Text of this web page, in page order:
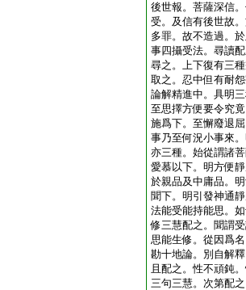
後世報。菩薩深信
受。及信有後世故
多罪。故不造過。
事四攝受法。尋讀
尋之。上下復有三
取之。忍中但有耐
論解精進中。具明
至思擇方便要令究
施爲下。至懈廢退
事乃至何況小事來
亦三種。始從謂諸
愛慕以下。明方便
於親品及中庸品。
聞下。明引發神通
法能受能持能思。
修三慧配之。聞謂
思能生修。從因爲
勘十地論。別自解
且配之。性不頑鈍
三句三慧。次第配